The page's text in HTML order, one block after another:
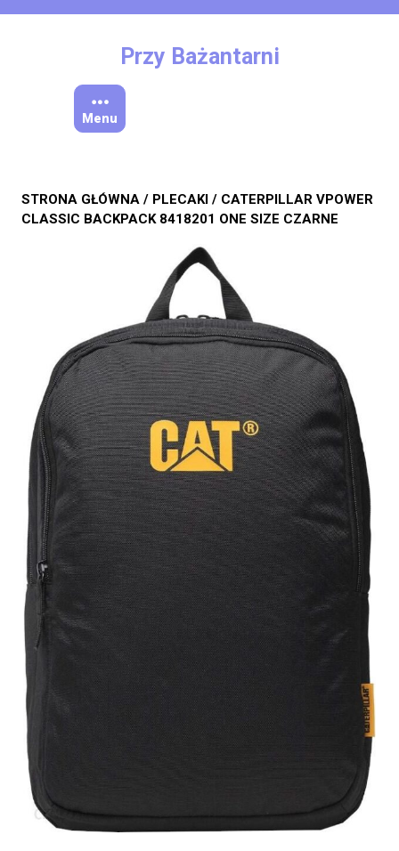
Przy Bażantarni
Menu
STRONA GŁÓWNA / PLECAKI / CATERPILLAR VPOWER
CLASSIC BACKPACK 8418201 ONE SIZE CZARNE